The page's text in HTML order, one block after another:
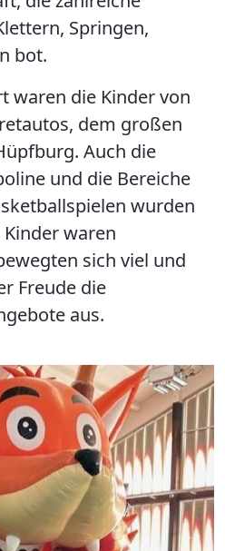
Springen,
bot.
waren die Kinder von
dem großen
Auch die
und die Bereiche
wurden
waren
sich viel und
Freude die
aus.